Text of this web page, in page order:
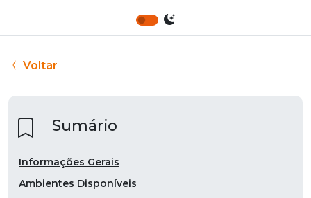
Voltar
Sumário
Informações Gerais
Ambientes Disponíveis